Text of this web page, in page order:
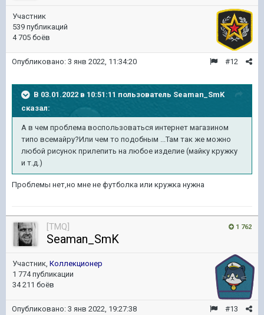
Участник
539 публикаций
4 705 боёв
#12
Опубликовано: 3 янв 2022, 11:34:20
В 03.01.2022 в 10:51:11 пользователь Seaman_SmK
сказал:
А в чем проблема воспользоваться интернет магазином
типо всемайру?Или чем то подобным ...Там так же можно
любой рисунок прилепить на любое изделие (майку кружку
и т.д.)
Проблемы нет,но мне не футболка или кружка нужна
1 762
[TMQ]
Seaman_SmK
Участник, Коллекционер
1 774 публикации
34 211 боёв
#13
Опубликовано: 3 янв 2022, 19:27:38